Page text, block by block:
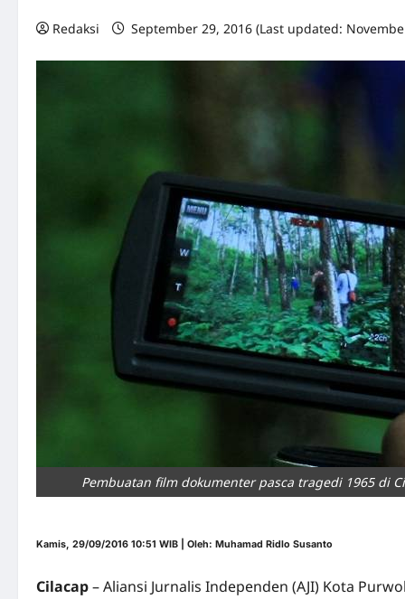
Redaksi September 29, 2016 (Last updated:
Pembuatan film dokumenter pasca tragedi 1965 di
Kamis, 29/09/2016 10:51 WIB | Oleh: Muhamad Ridlo Susanto
Cilacap– Aliansi Jurnalis Independen (AJI) Kota